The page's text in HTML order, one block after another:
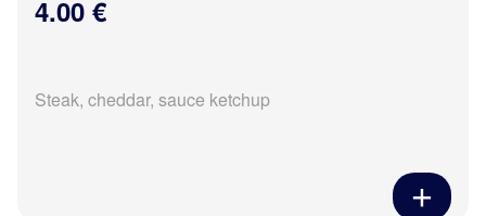
4.00 €
Steak, cheddar, sauce ketchup